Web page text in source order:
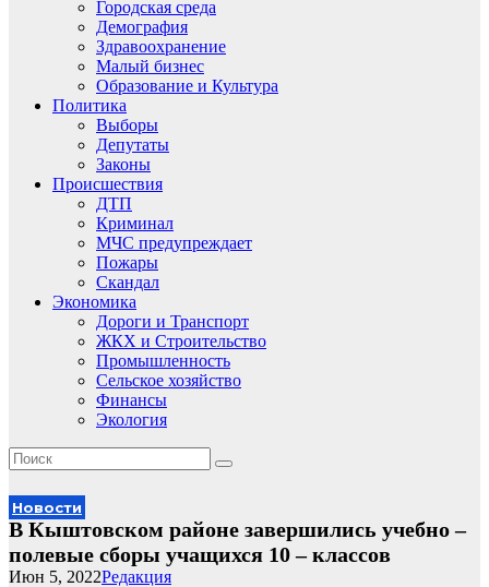
Городская среда
Демография
Здравоохранение
Малый бизнес
Образование и Культура
Политика
Выборы
Депутаты
Законы
Происшествия
ДТП
Криминал
МЧС предупреждает
Пожары
Скандал
Экономика
Дороги и Транспорт
ЖКХ и Строительство
Промышленность
Сельское хозяйство
Финансы
Экология
Новости
В Кыштовском районе завершились учебно –
полевые сборы учащихся 10 – классов
Редакция
Июн 5, 2022